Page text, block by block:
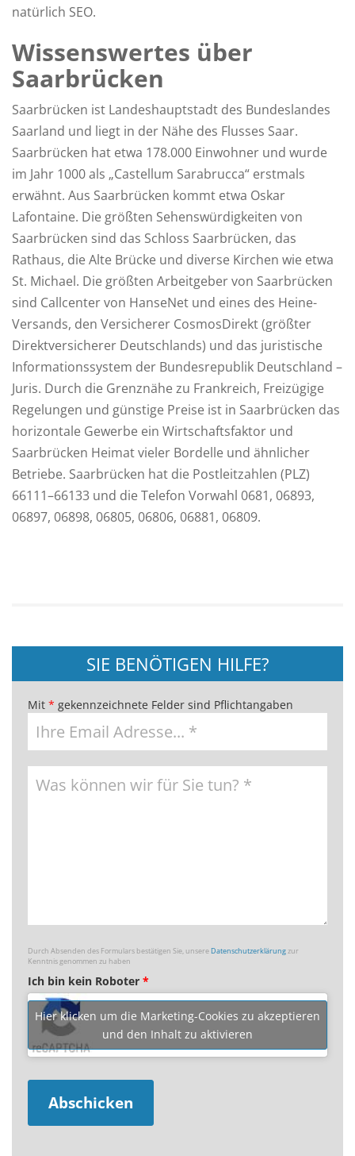
natürlich SEO.
Wissenswertes über
Saarbrücken
Saarbrücken ist Landeshauptstadt des Bundeslandes
Saarland und liegt in der Nähe des Flusses Saar.
Saarbrücken hat etwa 178.000 Einwohner und wurde
im Jahr 1000 als „Castellum Sarabrucca“ erstmals
erwähnt. Aus Saarbrücken kommt etwa Oskar
Lafontaine. Die größten Sehenswürdigkeiten von
Saarbrücken sind das Schloss Saarbrücken, das
Rathaus, die Alte Brücke und diverse Kirchen wie etwa
St. Michael. Die größten Arbeitgeber von Saarbrücken
sind Callcenter von HanseNet und eines des Heine-
Versands, den Versicherer CosmosDirekt (größter
Direktversicherer Deutschlands) und das juristische
Informationssystem der Bundesrepublik Deutschland –
Juris. Durch die Grenznähe zu Frankreich, Freizügige
Regelungen und günstige Preise ist in Saarbrücken das
horizontale Gewerbe ein Wirtschaftsfaktor und
Saarbrücken Heimat vieler Bordelle und ähnlicher
Betriebe. Saarbrücken hat die Postleitzahlen (PLZ)
66111–66133 und die Telefon Vorwahl 0681, 06893,
06897, 06898, 06805, 06806, 06881, 06809.
SIE BENÖTIGEN HILFE?
Mit * gekennzeichnete Felder sind Pflichtangaben
Durch Absenden des Formulars bestätigen Sie, unsereDatenschutzerklärungzur
Kenntnis genommen zu haben
Ich bin kein Roboter *
Hier klicken um die Marketing-Cookies zu akzeptieren
und den Inhalt zu aktivieren